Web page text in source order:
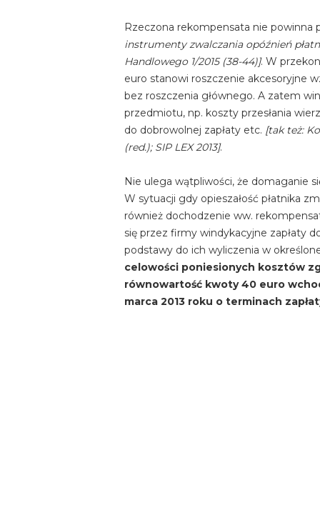
Rzeczona rekompensata nie
instrumenty zwalczania opóźnień
Handlowego 1/2015 (38-44)]. W
euro stanowi roszczenie akcesoryjne
bez roszczenia głównego. A zatem
przedmiotu, np. koszty przesłania
do dobrowolnej zapłaty etc. [tak też:
(red.); SIP LEX 2013].
Nie ulega wątpliwości, że domaganie
W sytuacji gdy opieszałość płatnika
również dochodzenie ww.
się przez firmy windykacyjne zapłaty
podstawy do ich wyliczenia w
celowości poniesionych kosztów
równowartość kwoty 40 euro
marca 2013 roku o terminach